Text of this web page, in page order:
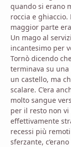
quando si erano
roccia e
maggior parte
Un mago al
incantesimo per
Tornò dicendo
terminava su
un castello, ma
scalare. C’era
molto sangue
per il resto non vi
effettivamente
recessi più
sferzante,